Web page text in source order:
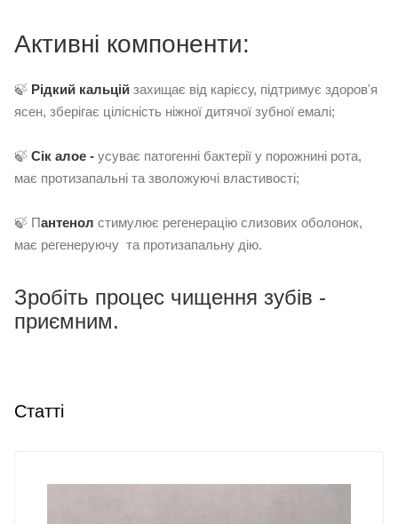
Активні компоненти:
🍃 Рідкий кальцій захищає від карієсу, підтримує здоров'я
ясен, зберігає цілісність ніжної дитячої зубної емалі;
🍃 Сік алое - усуває патогенні бактерії у порожнині рота,
має протизапальні та зволожуючі властивості;
🍃 Пантенол стимулює регенерацію слизових оболонок,
має регенеруючу та протизапальну дію.
Зробіть процес чищення зубів -
приємним.
Статті